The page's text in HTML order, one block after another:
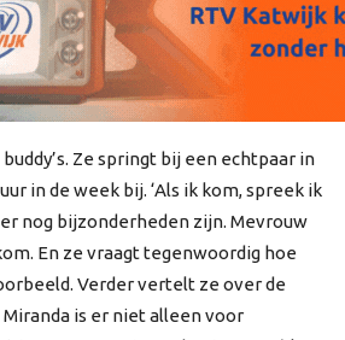
Ze springt bij een echtpaar in
in de week bij. ‘Als ik kom, spreek ik
nog bijzonderheden zijn. Mevrouw
En ze vraagt tegenwoordig hoe
Verder vertelt ze over de
Miranda is er niet alleen voor